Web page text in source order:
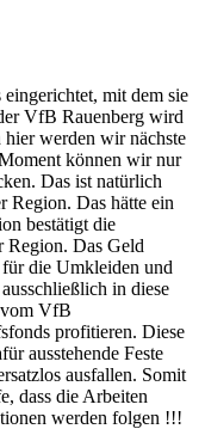
mit dem sie
VfB Rauenberg wird
werden wir nächste
können wir nur
Das ist natürlich
Region. Das hätte ein
bestätigt die
Region. Das Geld
die Umkleiden und
in diese
vom VfB
profitieren. Diese
ausstehende Feste
ausfallen. Somit
dass die Arbeiten
werden folgen !!!